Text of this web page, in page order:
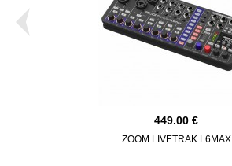
449.00
ZOOM LIVETRAK L6MAX